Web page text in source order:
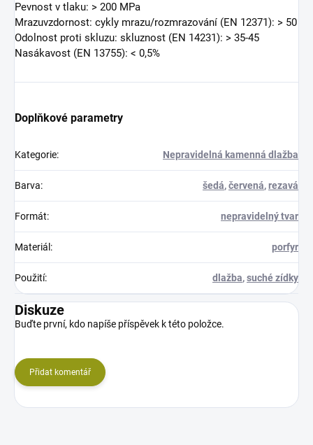
Pevnost v tlaku: > 200 MPa
Mrazuvzdornost: cykly mrazu/rozmrazování (EN 12371): > 50
Odolnost proti skluzu: skluznost (EN 14231): > 35-45
Nasákavost (EN 13755): < 0,5%
Doplňkové parametry
Kategorie: Nepravidelná kamenná dlažba
Barva: šedá,červená,rezavá
Formát: nepravidelný tvar
Materiál : porfyr
Použití: dlažba,suché zídky
Diskuze
Buďte první, kdo napíše příspěvek k této položce.
Přidat komentář